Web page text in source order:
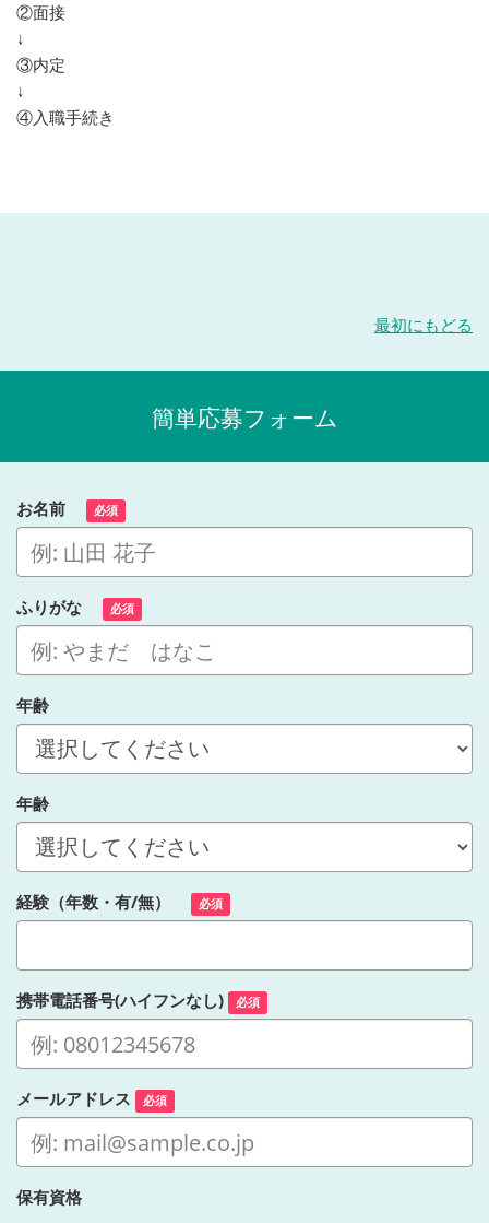
②面接
↓
③内定
↓
④入職手続き
最初にもどる
簡単応募フォーム
お名前 必須
ふりがな 必須
年齢
年齢
経験（年数・有/無） 必須
携帯電話番号(ハイフンなし) 必須
メールアドレス 必須
保有資格